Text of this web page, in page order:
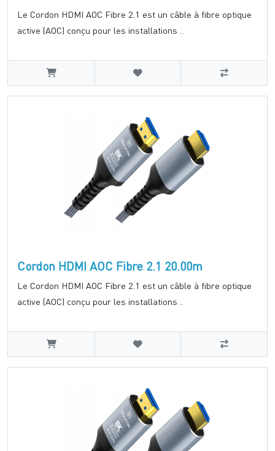
Le Cordon HDMI AOC Fibre 2.1 est un câble à fibre optique
active (AOC) conçu pour les installations ..
Cordon HDMI AOC Fibre 2.1 20.00m
Le Cordon HDMI AOC Fibre 2.1 est un câble à fibre optique
active (AOC) conçu pour les installations ..